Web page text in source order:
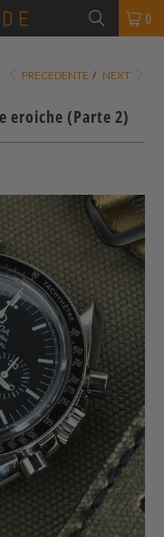
0
PRECEDENTE / NEXT
eroiche (Parte 2)